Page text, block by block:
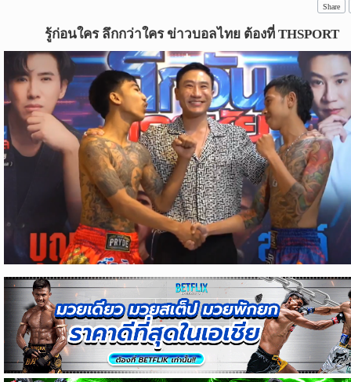
Share
รู้ก่อนใคร ลึกกว่าใคร ข่าวบอลไทย ต้องที่ THSPORT
บอล
ไทย
ข่าว
ฟุตบอล
ต่าง
ประเทศ
NBA
ข่าว
NFL
คอ
ลัม
นิ
สต์